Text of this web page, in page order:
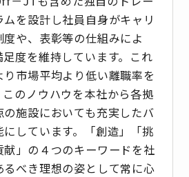
を設計し社員自身がキャリ
や、表彰等の仕組みによ
度を維持しています。これ
り市場平均より低い離職率を
のノウハウを本社から各拠
施設においても充実したバ
にしています。「創造」「挑
」の４つのキーワードを社
るべき理想の姿として常に心